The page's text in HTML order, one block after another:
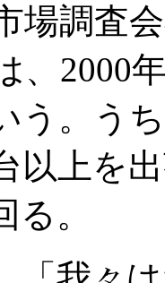
調査
、2000
う。う
以上を
。